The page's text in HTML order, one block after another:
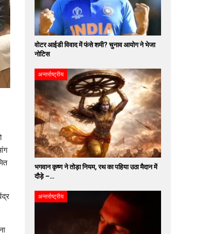
वोटर आईडी विवाद में फंसे शमी? चुनाव आयोग ने भेजा
नोटिस
अन्तर्राष्ट्रीय
भगवान कृष्ण ने तोड़ा नियम, रथ का पहिया उठा मैदान में
दौड़े –…
अन्तर्राष्ट्रीय